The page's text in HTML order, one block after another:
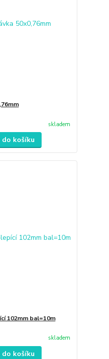
skladem
košíku
102mm bal=10m
skladem
košíku